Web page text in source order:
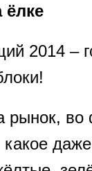
ёлке
2014 –
рынок,
какое